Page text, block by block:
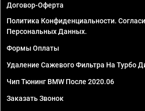
Договор-Оферта
Политика Конфиденциальности.
Персональных Данных.
Формы Оплаты
Удаление Сажевого Фильтра На Турбо
Чип Тюнинг BMW После 2020.06
Заказать Звонок